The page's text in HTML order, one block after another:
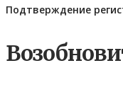
Подтверждение